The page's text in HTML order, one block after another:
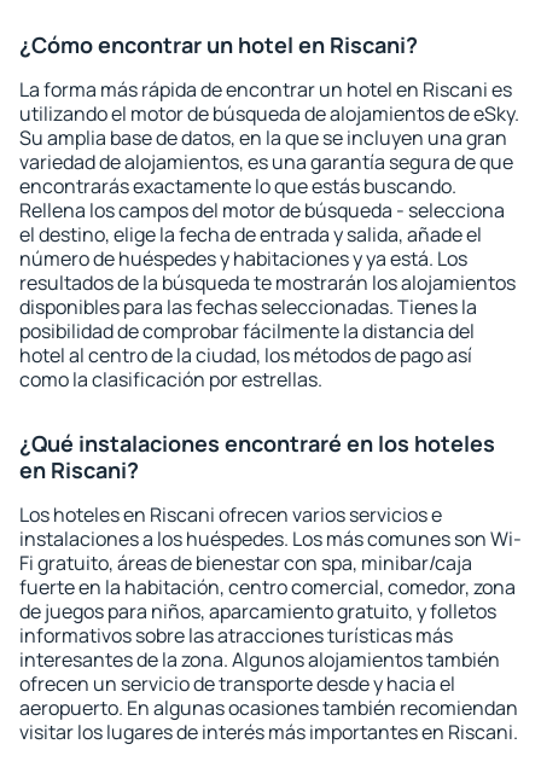
¿Cómo encontrar un hotel en Riscani?
La forma más rápida de encontrar un hotel en Riscani es
utilizando el motor de búsqueda de alojamientos de eSky.
Su amplia base de datos, en la que se incluyen una gran
variedad de alojamientos, es una garantía segura de que
encontrarás exactamente lo que estás buscando.
Rellena los campos del motor de búsqueda - selecciona
el destino, elige la fecha de entrada y salida, añade el
número de huéspedes y habitaciones y ya está. Los
resultados de la búsqueda te mostrarán los alojamientos
disponibles para las fechas seleccionadas. Tienes la
posibilidad de comprobar fácilmente la distancia del
hotel al centro de la ciudad, los métodos de pago así
como la clasificación por estrellas.
¿Qué instalaciones encontraré en los hoteles
en Riscani?
Los hoteles en Riscani ofrecen varios servicios e
instalaciones a los huéspedes. Los más comunes son Wi-
Fi gratuito, áreas de bienestar con spa, minibar/caja
fuerte en la habitación, centro comercial, comedor, zona
de juegos para niños, aparcamiento gratuito, y folletos
informativos sobre las atracciones turísticas más
interesantes de la zona. Algunos alojamientos también
ofrecen un servicio de transporte desde y hacia el
aeropuerto. En algunas ocasiones también recomiendan
visitar los lugares de interés más importantes en Riscani.